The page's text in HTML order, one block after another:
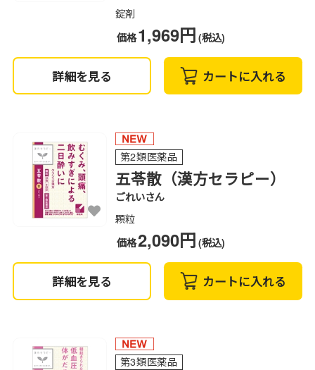
錠剤
価格1,969円 (税込)
詳細を見る カートに入れる
第2類医薬品
五苓散（漢方セラピー）
ごれいさん
顆粒
価格2,090円 (税込)
詳細を見る カートに入れる
第3類医薬品